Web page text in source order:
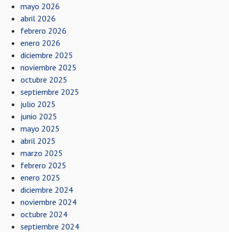
mayo 2026
abril 2026
febrero 2026
enero 2026
diciembre 2025
noviembre 2025
octubre 2025
septiembre 2025
julio 2025
junio 2025
mayo 2025
abril 2025
marzo 2025
febrero 2025
enero 2025
diciembre 2024
noviembre 2024
octubre 2024
septiembre 2024